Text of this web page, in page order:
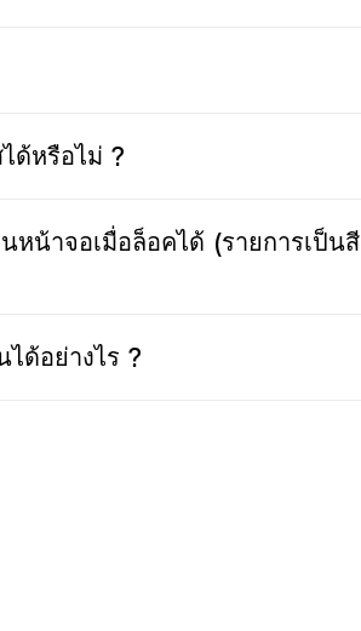
ด้หรือไม่ ?
หน้าจอเมื่อล็อคได้ (รายการเป็นสี
ด้อย่างไร ?